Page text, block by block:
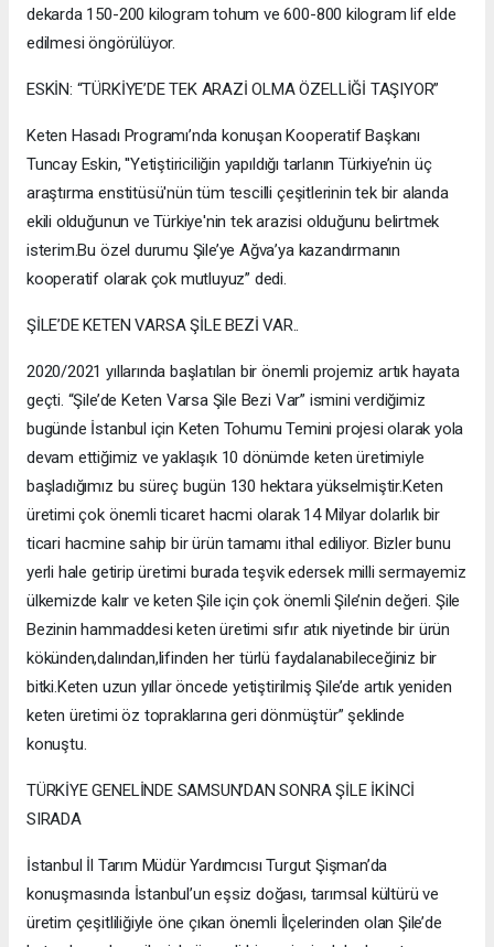
dekarda 150-200 kilogram tohum ve 600-800 kilogram lif elde
edilmesi öngörülüyor.
ESKİN: “TÜRKİYE’DE TEK ARAZİ OLMA ÖZELLİĞİ TAŞIYOR”
Keten Hasadı Programı’nda konuşan Kooperatif Başkanı
Tuncay Eskin, ''Yetiştiriciliğin yapıldığı tarlanın Türkiye’nin üç
araştırma enstitüsü'nün tüm tescilli çeşitlerinin tek bir alanda
ekili olduğunun ve Türkiye'nin tek arazisi olduğunu belirtmek
isterim.Bu özel durumu Şile’ye Ağva’ya kazandırmanın
kooperatif olarak çok mutluyuz” dedi.
ŞİLE’DE KETEN VARSA ŞİLE BEZİ VAR..
2020/2021 yıllarında başlatılan bir önemli projemiz artık hayata
geçti. “Şile’de Keten Varsa Şile Bezi Var” ismini verdiğimiz
bugünde İstanbul için Keten Tohumu Temini projesi olarak yola
devam ettiğimiz ve yaklaşık 10 dönümde keten üretimiyle
başladığımız bu süreç bugün 130 hektara yükselmiştir.Keten
üretimi çok önemli ticaret hacmi olarak 14 Milyar dolarlık bir
ticari hacmine sahip bir ürün tamamı ithal ediliyor. Bizler bunu
yerli hale getirip üretimi burada teşvik edersek milli sermayemiz
ülkemizde kalır ve keten Şile için çok önemli Şile’nin değeri. Şile
Bezinin hammaddesi keten üretimi sıfır atık niyetinde bir ürün
kökünden,dalından,lifinden her türlü faydalanabileceğiniz bir
bitki.Keten uzun yıllar öncede yetiştirilmiş Şile’de artık yeniden
keten üretimi öz topraklarına geri dönmüştür” şeklinde
konuştu.
TÜRKİYE GENELİNDE SAMSUN’DAN SONRA ŞİLE İKİNCİ
SIRADA
İstanbul İl Tarım Müdür Yardımcısı Turgut Şişman’da
konuşmasında İstanbul’un eşsiz doğası, tarımsal kültürü ve
üretim çeşitliliğiyle öne çıkan önemli İlçelerinden olan Şile’de